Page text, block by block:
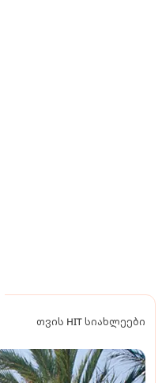
თვის HIT სიახლეები